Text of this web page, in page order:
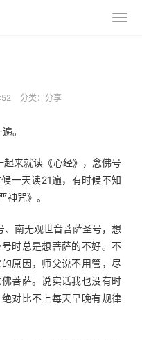
分类： 分享
。
来就读《心经》，念佛号
一天读21遍，有时候不知
神咒》。
南无观世音菩萨圣号，想
时总是想菩萨的不好。不
原因，师父说不用管，尽
菩萨。说实话我也没有时
对比不上每天早晚有规律